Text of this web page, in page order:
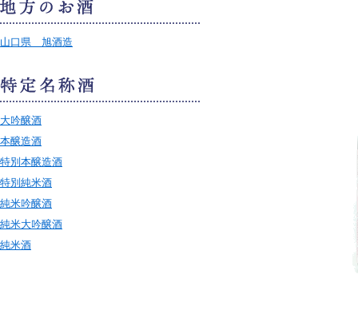
山口県 旭酒造
大吟醸酒
本醸造酒
特別本醸造酒
特別純米酒
純米吟醸酒
純米大吟醸酒
純米酒